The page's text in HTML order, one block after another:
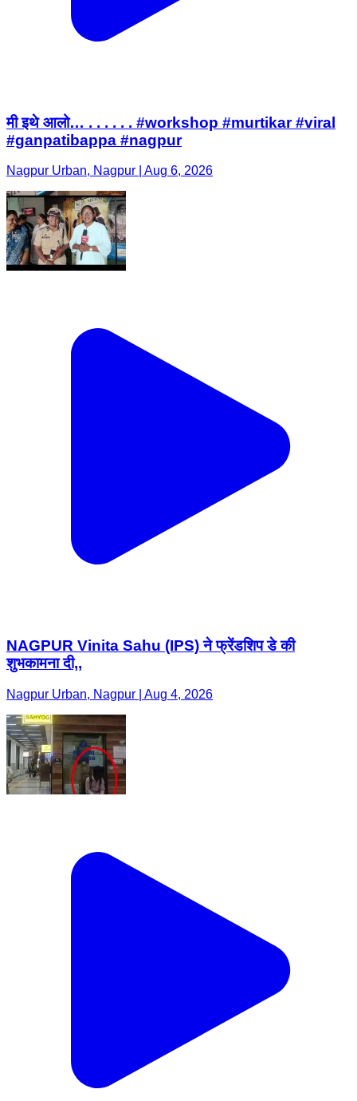
मी इथे आलो… . . . . . . #workshop #murtikar #viral
#ganpatibappa #nagpur
Nagpur Urban, Nagpur | Aug 6, 2026
NAGPUR Vinita Sahu (IPS) ने फ्रेंडशिप डे की
शुभकामना दी,,
Nagpur Urban, Nagpur | Aug 4, 2026